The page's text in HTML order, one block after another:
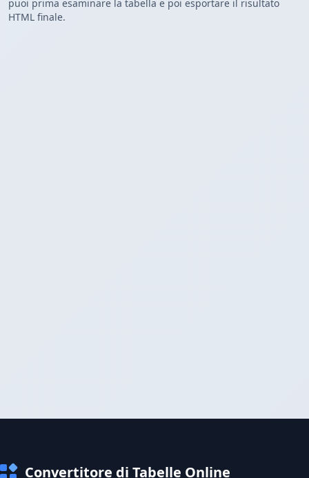
puoi prima esaminare la tabella e poi esportare il risultato
HTML finale.
Convertitore di Tabelle Online